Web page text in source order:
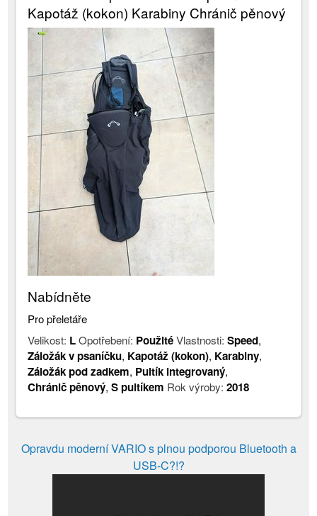
Kapotáž (kokon) Karabiny Chránič pěnový
Nabídněte
Pro přeletáře
Velikost: LOpotřebení: PoužitéVlastnosti:Speed,
Záložák v psaníčku, Kapotáž (kokon), Karabiny,
Záložák pod zadkem, Pultík integrovaný,
Chránič pěnový,S pultíkem Rok výroby:2018
Opravdu moderní VARIO s plnou podporou Bluetooth a
USB-C?!?